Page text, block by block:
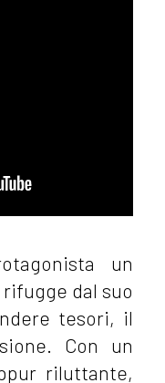
un
dal suo
tesori, il
Con un
riluttante,